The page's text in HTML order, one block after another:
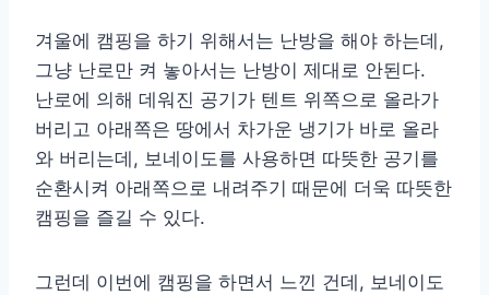
겨울에 캠핑을 하기 위해서는 난방을 해야 하는데,
그냥 난로만 켜 놓아서는 난방이 제대로 안된다.
난로에 의해 데워진 공기가 텐트 위쪽으로 올라가
버리고 아래쪽은 땅에서 차가운 냉기가 바로 올라
와 버리는데, 보네이도를 사용하면 따뜻한 공기를
순환시켜 아래쪽으로 내려주기 때문에 더욱 따뜻한
캠핑을 즐길 수 있다.
그런데 이번에 캠핑을 하면서 느낀 건데, 보네이도